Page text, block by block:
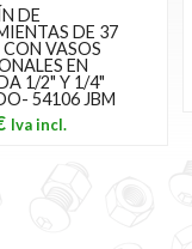
DE
DE 37
VASOS
EN
1/2" Y 1/4"
54106 JBM